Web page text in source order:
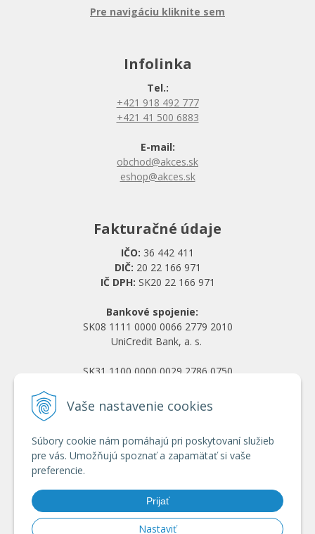
Vaše nastavenie cookies
Súbory cookie nám pomáhajú pri poskytovaní služieb
pre vás. Umožňujú spoznať a zapamätať si vaše
preferencie.
Prijať
Nastaviť
Pre navigáciu kliknite sem
Infolinka
Tel.:
+421 918 492 777
+421 41 500 6883
E-mail:
obchod@akces.sk
eshop@akces.sk
Fakturačné údaje
IČO: 36 442 411
DIČ: 20 22 166 971
IČ DPH: SK20 22 166 971
Bankové spojenie:
SK08 1111 0000 0066 2779 2010
UniCredit Bank, a. s.
SK31 1100 0000 0029 2786 0750
Obchodné podmienky
Ochrana osobných údajov
Doprava a platba
Registrácia veľkoobchod